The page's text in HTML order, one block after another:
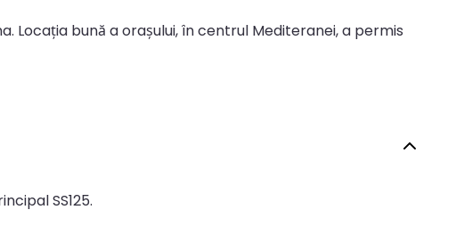
Locația bună a orașului, în centrul Mediteranei, a permis
SS125.